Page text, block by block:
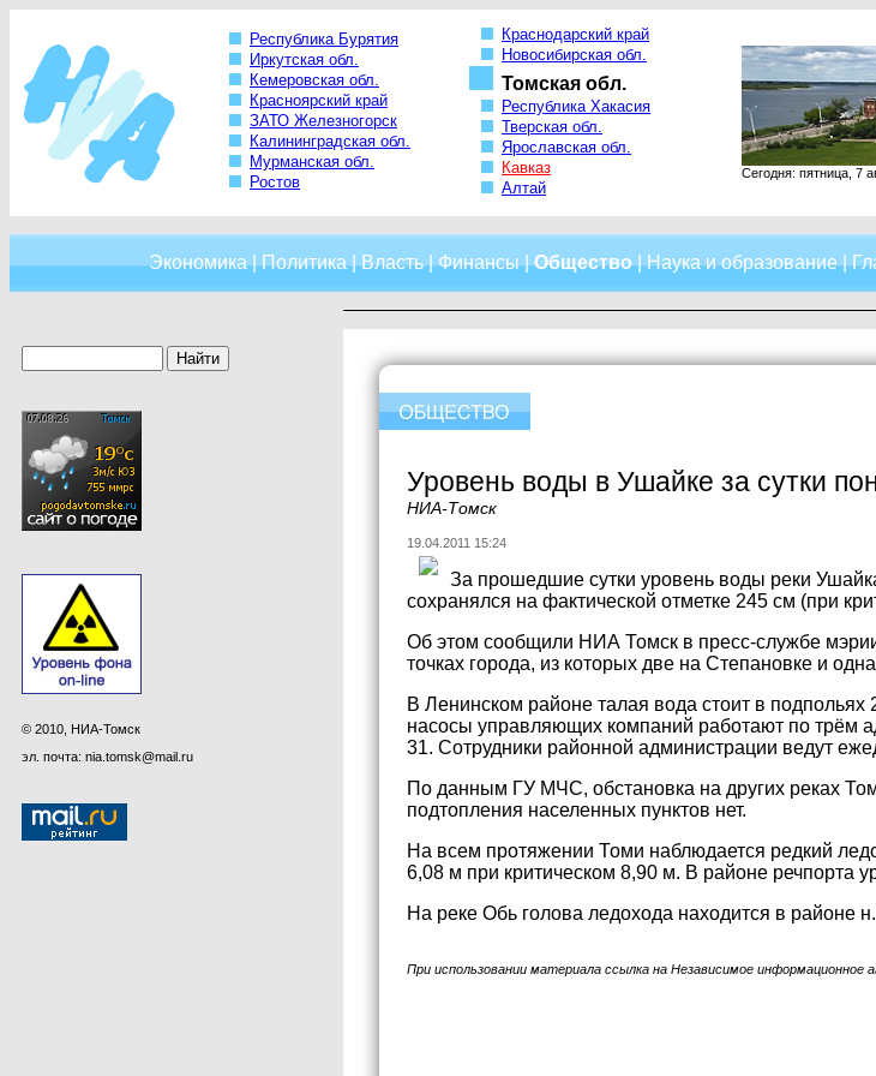
Республика Бурятия
Иркутская обл.
Кемеровская обл.
Красноярский край
ЗАТО Железногорск
Калининградская обл.
Мурманская обл.
Ростов
Краснодарский край
Новосибирская обл.
Томская обл.
Республика Хакасия
Тверская обл.
Ярославская обл.
Кавказ
Алтай
Сегодня: пятница, 7
Экономика|Политика|Власть|Финансы|Общество|Наука и образование|
© 2010, НИА-Томск
эл. почта: nia.tomsk@mail.ru
Уровень воды в Ушайке за сутки
НИА-Томск
19.04.2011 15:24
За прошедшие сутки уровень воды реки
сохранялся на фактической отметке 245 см (при
Об этом сообщили НИА Томск в пресс-службе
точках города, из которых две на Степановке и
В Ленинском районе талая вода стоит в
насосы управляющих компаний работают по трём
31. Сотрудники районной администрации ведут
По данным ГУ МЧС, обстановка на других реках
подтопления населенных пунктов нет.
На всем протяжении Томи наблюдается редкий
6,08 м при критическом 8,90 м. В районе речпорта
На реке Обь голова ледохода находится в районе
При использовании материала ссылка на Независимое информационное